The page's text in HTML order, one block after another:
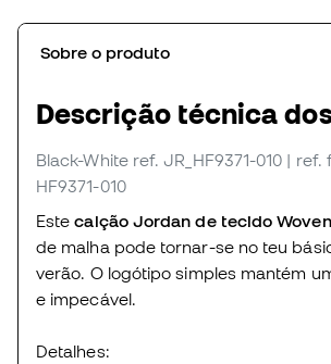
Sobre o produto
Descrição técnica
Black-White ref. JR_HF9371-010 | ref.
HF9371-010
Estecalção Jordan de tecido Woven
de malha pode tornar-se no teu
verão. O logótipo simples mantém
e impecável.
Detalhes: